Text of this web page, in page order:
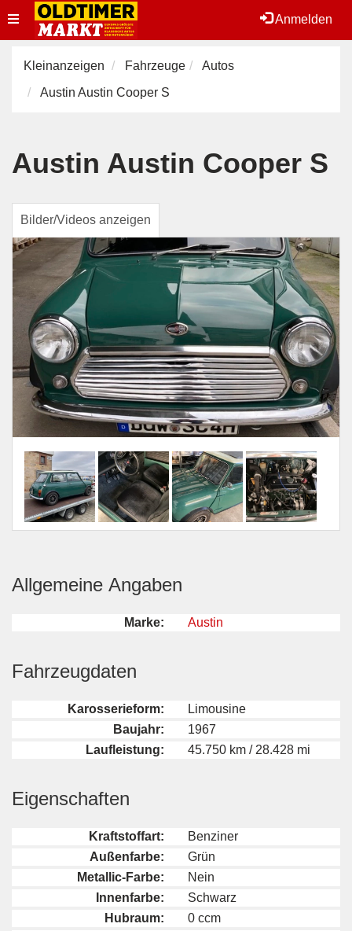
Anmelden
Toggle
navigation
Kleinanzeigen Fahrzeuge
Autos
Austin Austin Cooper S
Austin Austin Cooper S
Bilder/Videos anzeigen
Allgemeine Angaben
Marke: Austin
Fahrzeugdaten
Karosserieform:
Limousine
Baujahr:
1967
Laufleistung:
45.750 km / 28.428 mi
Eigenschaften
Kraftstoffart:
Benziner
Außenfarbe:
Grün
Metallic-Farbe:
Nein
Innenfarbe:
Schwarz
Hubraum:
0 ccm